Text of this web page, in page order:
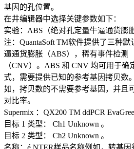
基因的孔位置。
在井编辑器中选择关键参数如下：
实验：ABS（绝对孔定量牛逼通货膨
注：QuantaSoft TM软件提供了三种
逼通货膨胀（ABS），稀有事件检测
（CNV）。ABS 和 CNV 均可用于
式，需要提供已知的参考基因拷贝数
如，拷贝数的不需要参考基因，并且
对比率。
Supermix ：QX200 TM ddPCR
目标 1 类型： Ch1 Unknown 。
目标 2 类型： Ch2 Unknown 。
名称：é NTER样品名称例如，转基